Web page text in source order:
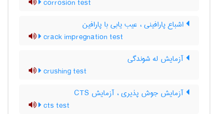
corrosion test
اشباع پارافینی ، عیب یابی با پارافین
crack impregnation test
آزمایش له شوندگی
crushing test
آزمایش جوش پذیری ، آزمایش CTS
cts test